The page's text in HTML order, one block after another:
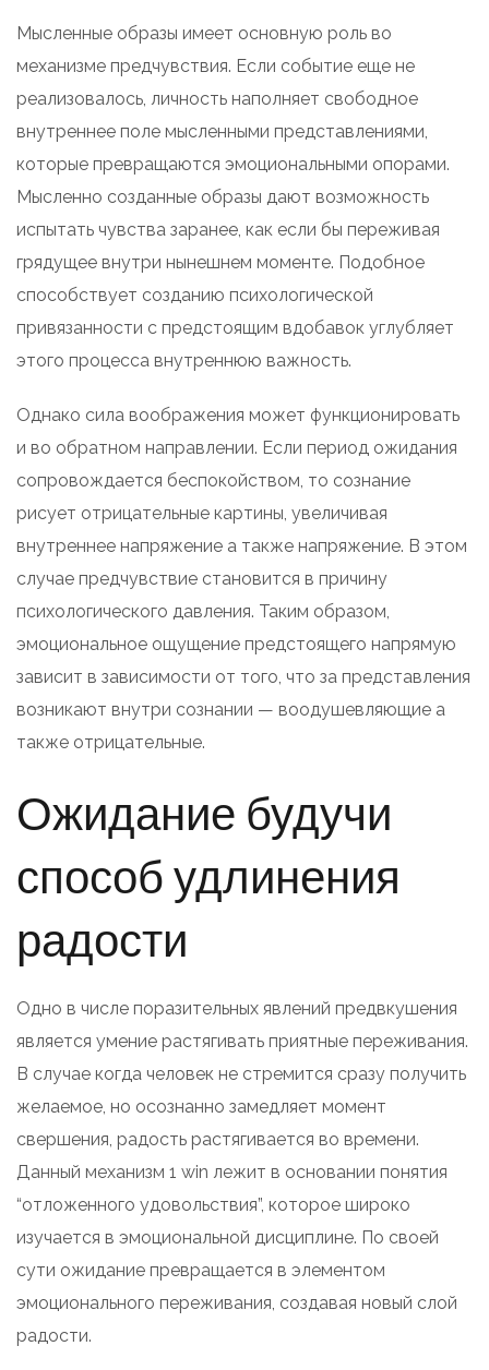
Мысленные образы имеет основную роль во
механизме предчувствия. Если событие еще не
реализовалось, личность наполняет свободное
внутреннее поле мысленными представлениями,
которые превращаются эмоциональными опорами.
Мысленно созданные образы дают возможность
испытать чувства заранее, как если бы переживая
грядущее внутри нынешнем моменте. Подобное
способствует созданию психологической
привязанности с предстоящим вдобавок углубляет
этого процесса внутреннюю важность.
Однако сила воображения может функционировать
и во обратном направлении. Если период ожидания
сопровождается беспокойством, то сознание
рисует отрицательные картины, увеличивая
внутреннее напряжение а также напряжение. В этом
случае предчувствие становится в причину
психологического давления. Таким образом,
эмоциональное ощущение предстоящего напрямую
зависит в зависимости от того, что за представления
возникают внутри сознании — воодушевляющие а
также отрицательные.
Ожидание будучи
способ удлинения
радости
Одно в числе поразительных явлений предвкушения
является умение растягивать приятные переживания.
В случае когда человек не стремится сразу получить
желаемое, но осознанно замедляет момент
свершения, радость растягивается во времени.
Данный механизм 1 win лежит в основании понятия
“отложенного удовольствия”, которое широко
изучается в эмоциональной дисциплине. По своей
сути ожидание превращается в элементом
эмоционального переживания, создавая новый слой
радости.